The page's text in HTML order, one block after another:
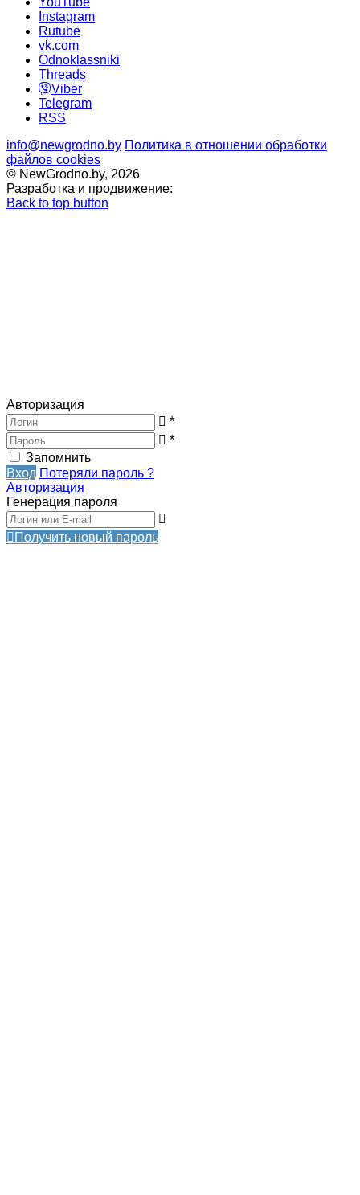
Instagram
Rutube
vk.com
Odnoklassniki
Threads
Viber
Telegram
RSS
info@newgrodno.by Политика в отношении обработки
файлов cookies
© NewGrodno.by, 2026
Разработка и продвижение:
Back to top button
Авторизация
*
*
Запомнить
Вход Потеряли пароль ?
Авторизация
Генерация пароля
Получить новый пароль